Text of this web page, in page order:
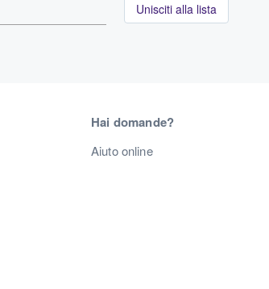
Unisciti alla lista
Hai domande?
Aiuto online